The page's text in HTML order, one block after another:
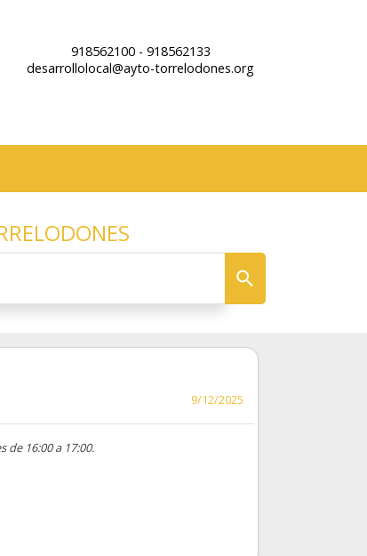
918562100 - 918562133
desarrollolocal@ayto-torrelodones.org
9/12/2025
de 16:00 a 17:00.